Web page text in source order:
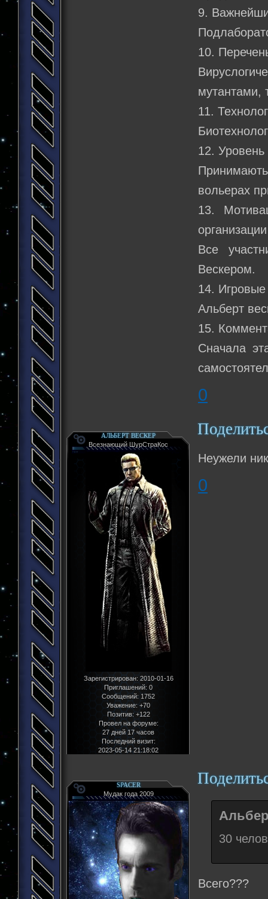
9.
10.
мутантами,
11.
12. Уровень
вольерах
13.
Все
Вескером.
14.
Альберт
15.
Сначала
0
АЛЬБЕРТ ВЕСКЕР
Всезнающий ШурСтраКос
Зарегистрирован: 2010-01-16
Приглашений: 0
Сообщений: 1752
Уважение: +70
Позитив: +122
Провел на форуме:
27 дней 17 часов
Последний визит:
2023-05-14 21:18:02
Неужели
0
SPACER
Мудак года 2009
30
Всего???